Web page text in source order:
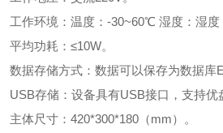
工作环境：温度：-30~60℃ 湿度：湿度
平均功耗：≤10W。
数据存储方式：数据可以保存为数据库
USB存储：设备具有USB接口，支持优
主体尺寸：420*300*180（mm）。